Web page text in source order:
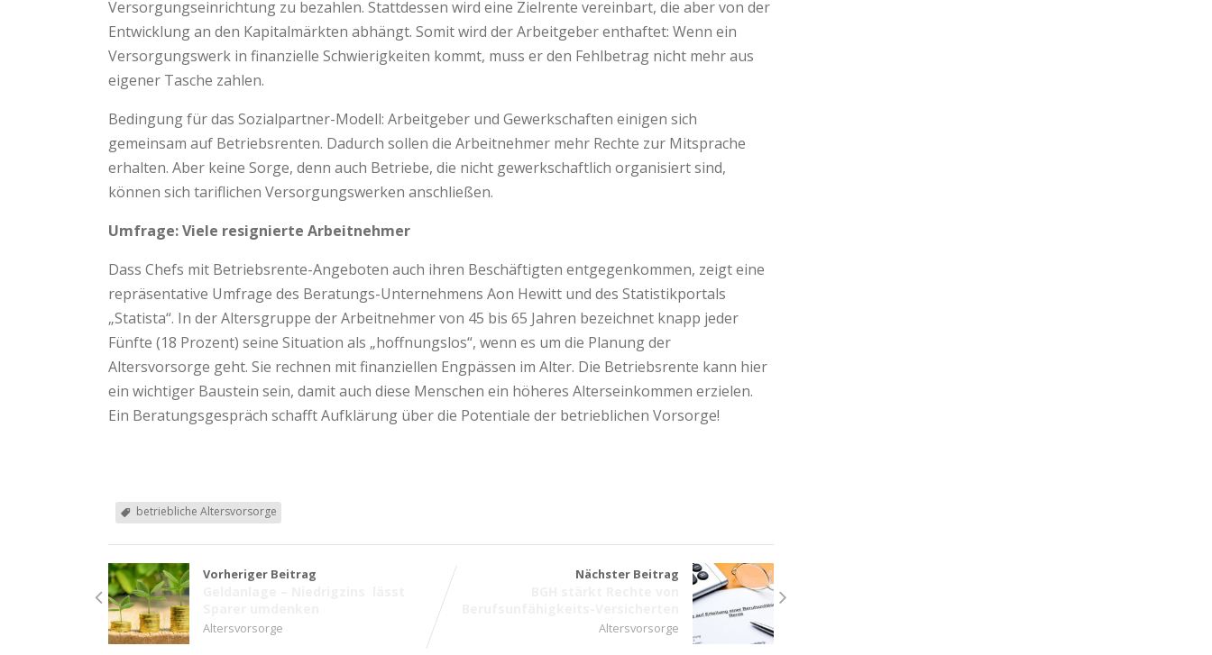
Versorgungseinrichtung zu bezahlen. Stattdessen wird eine Zielrente vereinbart, die aber von der
Entwicklung an den Kapitalmärkten abhängt. Somit wird der Arbeitgeber enthaftet: Wenn ein
Versorgungswerk in finanzielle Schwierigkeiten kommt, muss er den Fehlbetrag nicht mehr aus
eigener Tasche zahlen.
Bedingung für das Sozialpartner-Modell: Arbeitgeber und Gewerkschaften einigen sich
gemeinsam auf Betriebsrenten. Dadurch sollen die Arbeitnehmer mehr Rechte zur Mitsprache
erhalten. Aber keine Sorge, denn auch Betriebe, die nicht gewerkschaftlich organisiert sind,
können sich tariflichen Versorgungswerken anschließen.
Umfrage: Viele resignierte Arbeitnehmer
Dass Chefs mit Betriebsrente-Angeboten auch ihren Beschäftigten entgegenkommen, zeigt eine
repräsentative Umfrage des Beratungs-Unternehmens Aon Hewitt und des Statistikportals
„Statista“. In der Altersgruppe der Arbeitnehmer von 45 bis 65 Jahren bezeichnet knapp jeder
Fünfte (18 Prozent) seine Situation als „hoffnungslos“, wenn es um die Planung der
Altersvorsorge geht. Sie rechnen mit finanziellen Engpässen im Alter. Die Betriebsrente kann hier
ein wichtiger Baustein sein, damit auch diese Menschen ein höheres Alterseinkommen erzielen.
Ein Beratungsgespräch schafft Aufklärung über die Potentiale der betrieblichen Vorsorge!
betriebliche Altersvorsorge
Vorheriger Beitrag
Altersvorsorge
Nächster Beitrag
Altersvorsorge